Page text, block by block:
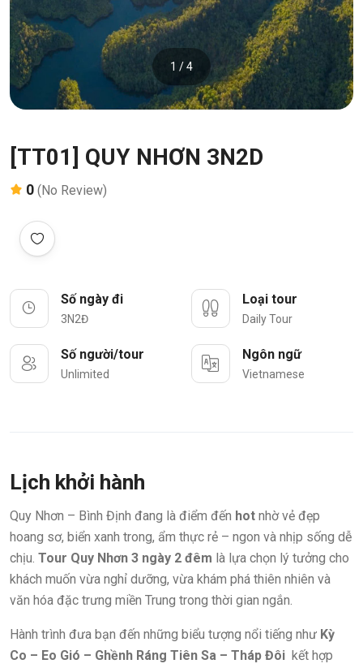
1 / 4
[TT01] QUY NHƠN 3N2D
0 (No Review)
Số ngày đi
3N2Đ
Loại tour
Daily Tour
Số người/tour
Unlimited
Ngôn ngữ
Vietnamese
Lịch khởi hành
Quy Nhơn – Bình Định đang là điểm đến hot nhờ vẻ đẹp
hoang sơ, biển xanh trong, ẩm thực rẻ – ngon và nhịp sống dễ
chịu. Tour Quy Nhơn 3 ngày 2 đêm là lựa chọn lý tưởng cho
khách muốn vừa nghỉ dưỡng, vừa khám phá thiên nhiên và
văn hóa đặc trưng miền Trung trong thời gian ngắn.
Hành trình đưa bạn đến những biểu tượng nổi tiếng như Kỳ
Co – Eo Gió – Ghềnh Ráng Tiên Sa – Tháp Đôi kết hợp